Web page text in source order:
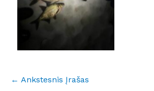
← Ankstesnis Įrašas